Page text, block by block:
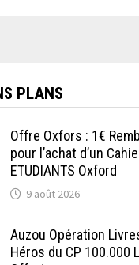
PLANS
Offre Oxfors : 1€
pour l’achat d’un
ETUDIANTS Oxford
9 août 2026
Auzou Opération
Héros du CP 100.000